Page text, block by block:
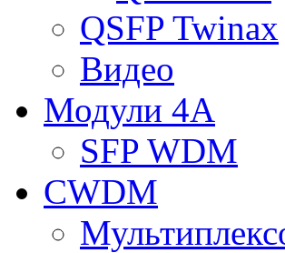
QSFP Twinax
Видео
Модули 4A
SFP WDM
CWDM